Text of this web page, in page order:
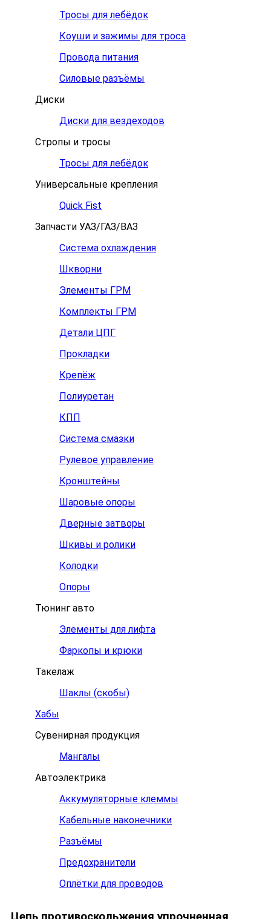
Тросы для лебёдок
Коуши и зажимы для троса
Провода питания
Силовые разъёмы
Диски
Диски для вездеходов
Стропы и тросы
Тросы для лебёдок
Универсальные крепления
Quick Fist
Запчасти УАЗ/ГАЗ/ВАЗ
Система охлаждения
Шкворни
Элементы ГРМ
Комплекты ГРМ
Детали ЦПГ
Прокладки
Крепёж
Полиуретан
КПП
Система смазки
Рулевое управление
Кронштейны
Шаровые опоры
Дверные затворы
Шкивы и ролики
Колодки
Опоры
Тюнинг авто
Элементы для лифта
Фаркопы и крюки
Такелаж
Шаклы (скобы)
Хабы
Сувенирная продукция
Мангалы
Автоэлектрика
Аккумуляторные клеммы
Кабельные наконечники
Разъёмы
Предохранители
Оплётки для проводов